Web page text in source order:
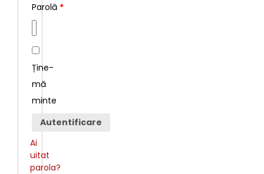
Parolă *
Ține-
mă
minte
Autentificare
Ai
uitat
parola?